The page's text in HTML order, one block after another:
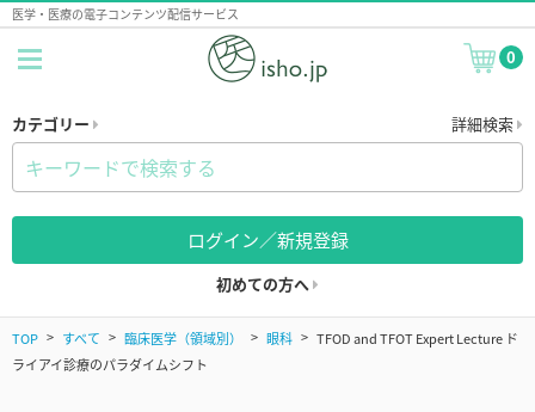
医学・医療の電子コンテンツ配信サービス
0
カテゴリー 詳細検索
ログイン／新規登録
初めての方へ
TOP すべて 臨床医学（領域別） 眼科
TFOD and TFOT Expert Lecture ド
ライアイ診療のパラダイムシフト